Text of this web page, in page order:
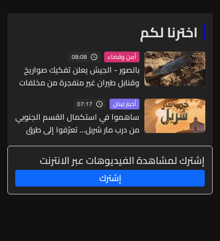
اخترنا لكم
أمن وقضاء 08:08
بالصور - الجيش يعلن تفكيك صواريخ
وقنابل طيران غير منفجرة من مخلفات
العدوان الإسرائيلي
أخبار لبنان 07:17
ساهموا في استكمال القسم الجنوبي
من درب مار شربل... تعرّفوا إلى طرق
التبرّع من لبنان وأميركا وكندا وأستراليا
وأوروبا
إشترك لمشاهدة الفيديوهات عبر الانترنت
إشترك